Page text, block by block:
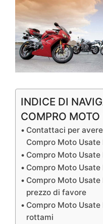
INDICE DI
COMPRO
Contattaci per
Compro Moto
Compro Moto
Compro Moto
Compro Moto
prezzo di favore
Compro Moto
rottami